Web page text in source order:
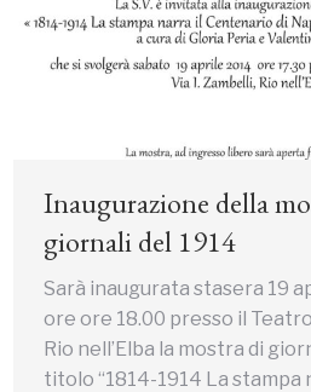
Inaugurazione della
giornali del 1914
Sarà inaugurata stasera 19
ore ore 18.00 presso il
Rio nell’Elba la mostra di
titolo “1814-1914 La stampa